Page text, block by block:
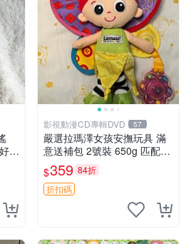
選
影視動漫CD專輯DVD 57
嚴選拉瑪澤女孩安撫玩具 滿
意送補包 2號裝 650g 匹配嬰
幼童舒壓好伴侶 女孩專用 安
心選擇 安撫玩偶 衝包 玩具
$359 84折
折扣碼